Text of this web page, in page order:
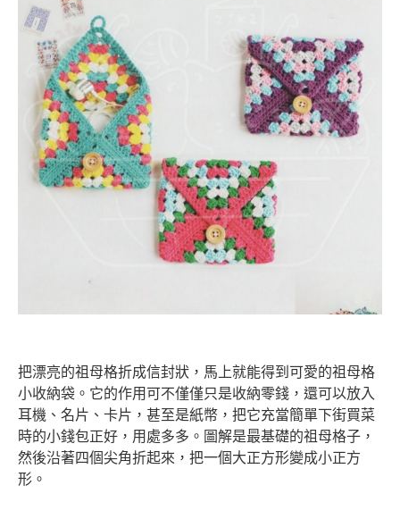
把漂亮的祖母格折成信封狀，馬上就能得到可愛的祖母格
小收納袋。它的作用可不僅僅只是收納零錢，還可以放入
耳機、名片、卡片，甚至是紙幣，把它充當簡單下街買菜
時的小錢包正好，用處多多。圖解是最基礎的祖母格子，
然後沿著四個尖角折起來，把一個大正方形變成小正方
形。